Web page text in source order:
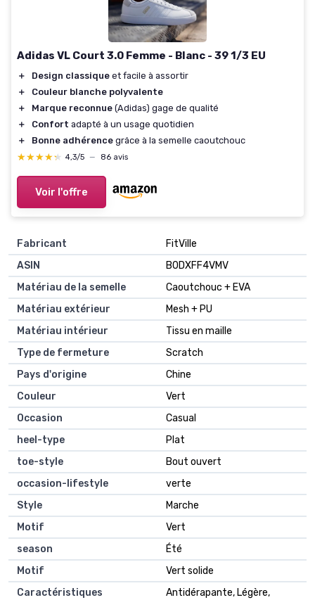
Adidas VL Court 3.0 Femme - Blanc - 39 1/3 EU
＋ Design classique et facile à assortir
＋
Couleur blanche polyvalente
＋
Marque reconnue (Adidas) gage de qualité
＋
Confort adapté à un usage quotidien
＋
Bonne adhérence grâce à la semelle caoutchouc
★★★★★
★★★★★ 4,3/5 — 86 avis
Voir l'offre
Fabricant
FitVille
ASIN
B0DXFF4VMV
Matériau de la semelle
Caoutchouc + EVA
Matériau extérieur
Mesh + PU
Matériau intérieur
Tissu en maille
Type de fermeture
Scratch
Pays d'origine
Chine
Couleur
Vert
Occasion
Casual
heel-type
Plat
toe-style
Bout ouvert
occasion-lifestyle
verte
Style
Marche
Motif
Vert
season
Été
Motif
Vert solide
Caractéristiques
Antidérapante, Légère,